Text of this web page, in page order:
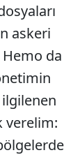
askeri
da
verelim: